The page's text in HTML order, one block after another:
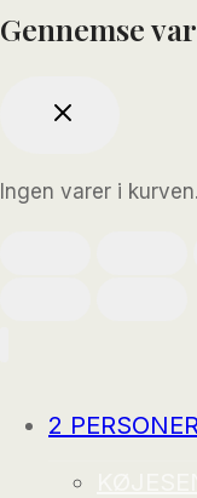
Gennemse
Ingen varer i kurven.
2